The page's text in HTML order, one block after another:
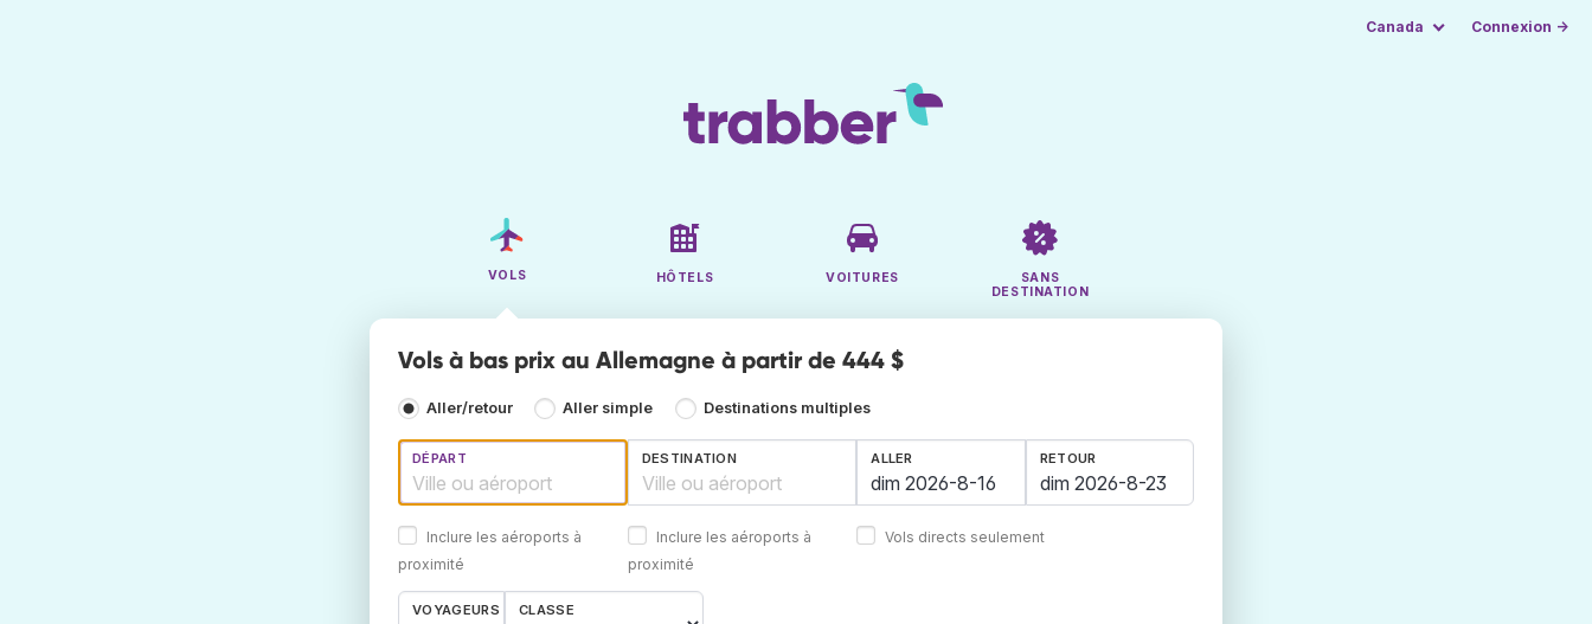
Canada Connexion →
VOLS HÔTELS VOITURES
SANS
DESTINATION
Vols à bas prix au Allemagne à partir de 444 $
Aller/retour Aller simple Destinations multiples
DÉPART
Inclure les aéroports à
proximité
DESTINATION
Inclure les aéroports à
proximité
ALLER RETOUR
Vols directs seulement
VOYAGEURS CLASSE